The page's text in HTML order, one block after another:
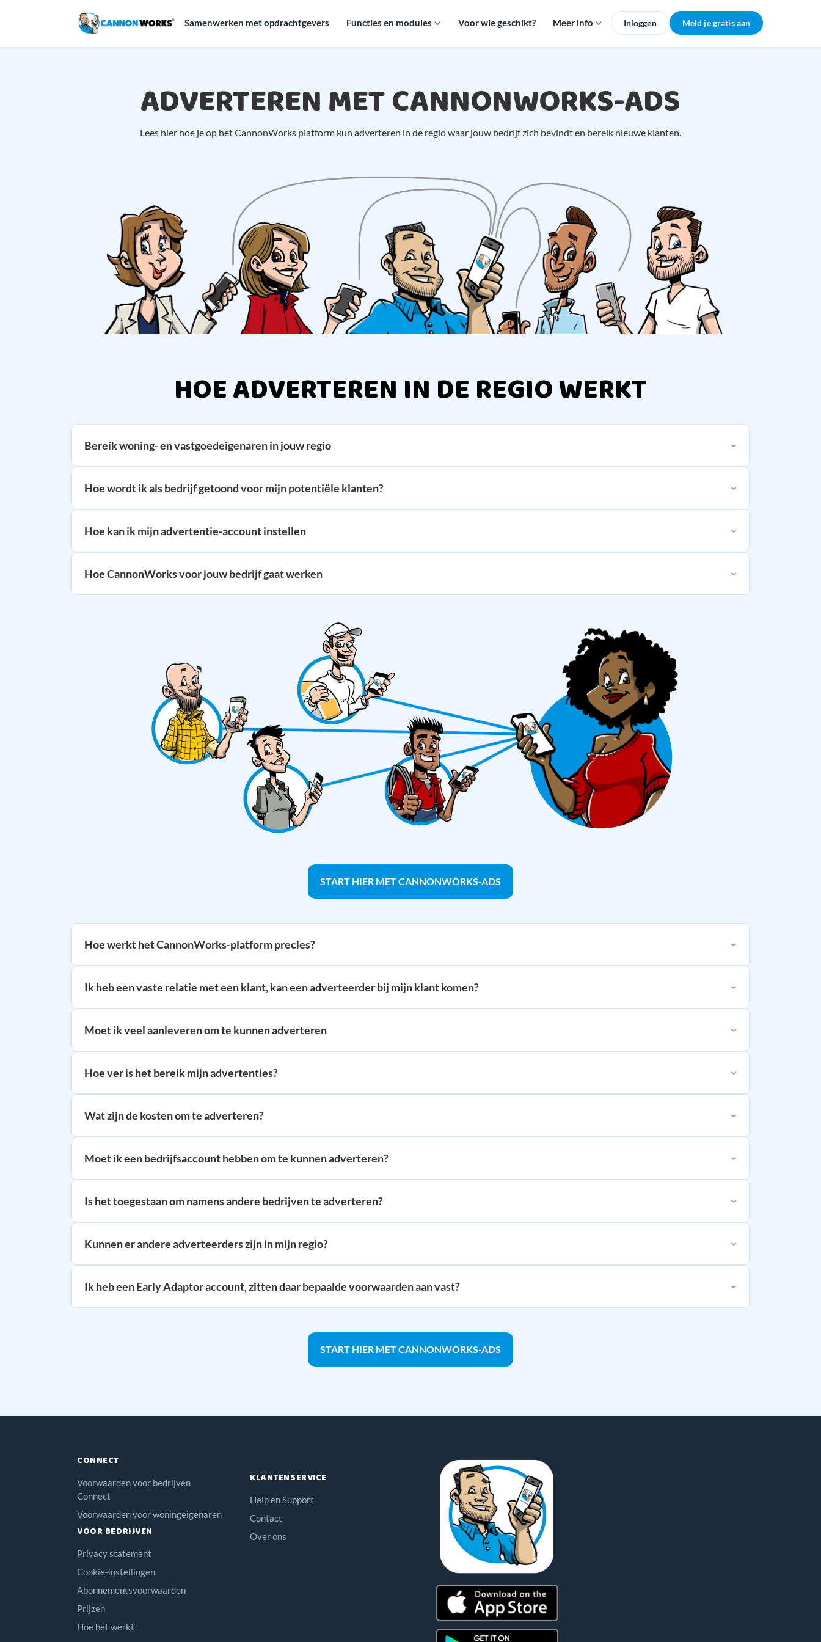
Samenwerken met opdrachtgevers Functies en modules Voor wie geschikt? Meer info Inloggen Meld je gratis aan
ADVERTEREN MET CANNONWORKS-ADS
Lees hier hoe je op het CannonWorks platform kun adverteren in de regio waar jouw bedrijf zich bevindt en bereik nieuwe klanten.
HOE ADVERTEREN IN DE REGIO WERKT
Bereik woning- en vastgoedeigenaren in jouw regio
Hoe wordt ik als bedrijf getoond voor mijn potentiële klanten?
Hoe kan ik mijn advertentie-account instellen
Hoe CannonWorks voor jouw bedrijf gaat werken
START HIER MET CANNONWORKS-ADS
Hoe werkt het CannonWorks-platform precies?
Ik heb een vaste relatie met een klant, kan een adverteerder bij mijn klant komen?
Moet ik veel aanleveren om te kunnen adverteren
Hoe ver is het bereik mijn advertenties?
Wat zijn de kosten om te adverteren?
Moet ik een bedrijfsaccount hebben om te kunnen adverteren?
Is het toegestaan om namens andere bedrijven te adverteren?
Kunnen er andere adverteerders zijn in mijn regio?
Ik heb een Early Adaptor account, zitten daar bepaalde voorwaarden aan vast?
START HIER MET CANNONWORKS-ADS
CONNECT
Voorwaarden voor bedrijven
Connect
Voorwaarden voor woningeigenaren
VOOR BEDRIJVEN
Privacy statement
Cookie-instellingen
Abonnementsvoorwaarden
Prijzen
Hoe het werkt
KLANTENSERVICE
Help en Support
Contact
Over ons